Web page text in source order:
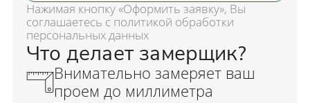
Нажимая кнопку «Оформить заявку», Вы
соглашаетесь с политикой обработки
персональных данных
Что делает замерщик?
Внимательно замеряет ваш
проем до миллиметра